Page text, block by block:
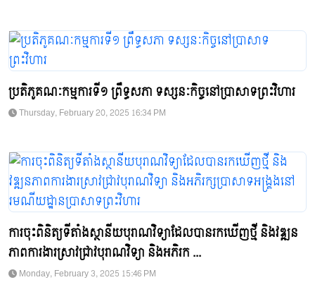
ប្រតិភូគណៈកម្មការទី១ ព្រឹទ្ធសភា ទស្សនៈកិច្ចនៅប្រាសាទព្រះវិហារ
Thursday, February 20, 2025 16:34 PM
ការចុះពិនិត្យទីតាំងស្ថានីយបុរាណវិទ្យាដែលបានរកឃើញថ្មី និងវឌ្ឍន
ភាពការងារស្រាវជ្រាវបុរាណវិទ្យា និងអភិរក ...
Monday, February 3, 2025 15:46 PM